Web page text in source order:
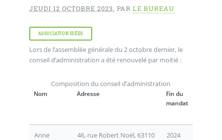
JEUDI 12 OCTOBRE 2023, PAR LE BUREAU
ASSOCIATION IDÉES
Lors de l’assemblée générale du 2 octobre dernier, le
conseil d’administration a été renouvelé par moitié :
Composition du conseil d’administration
Nom Adresse
Fin du
mandat
Anne
46, rue Robert Noël, 63110
2024